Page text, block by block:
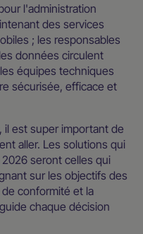
l'administration
des services
; les responsables
données circulent
équipes techniques
sécurisée, efficace et
il est super important de
aller. Les solutions qui
seront celles qui
sur les objectifs des
conformité et la
chaque décision